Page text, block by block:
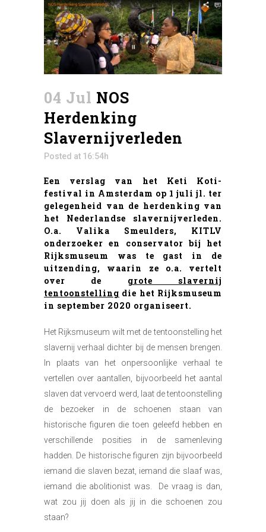
04 Jul NOS
Herdenking
Slavernijverleden
Posted at 16:54h
Een verslag van het Keti Koti-
festival in Amsterdam op 1 juli jl. ter
gelegenheid van de herdenking van
het Nederlandse slavernijverleden.
O.a. Valika Smeulders, KITLV
onderzoeker en conservator bij het
Rijksmuseum was te gast in de
uitzending, waarin ze o.a. vertelt
over de grote slavernij
tentoonstelling die het Rijksmuseum
in september 2020 organiseert.
Het Rijksmuseum wilt met de tentoonstelling het
slavernij verhaal dichter bij de mensen brengen.
In plaats van het onpersoonlijke verhaal te
vertellen over aantallen, bijvoorbeeld het aantal
slaven dat vervoerd werd, laat de tentoonstelling
de bezoeker in de schoenen staan van
historische figuren die toen geleefd hebben en
verschillende posities in de samenleving
hadden. De historische figuren zijn bijvoorbeeld
iemand die slaven bezat, iemand die slaaf was,
iemand die abolitionist was. De vraag is dan,
wat zou jij doen als jij in die schoenen zou
staan?